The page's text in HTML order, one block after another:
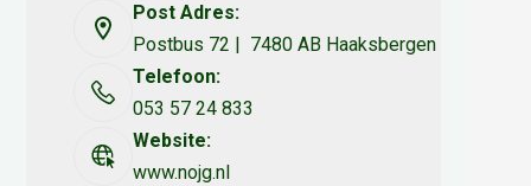
bestreden
worden
zonder
opdracht
provincie
Post Adres:
Postbus 72 | 7480 AB Haaksbergen
Telefoon:
053 57 24 833
Website:
www.nojg.nl